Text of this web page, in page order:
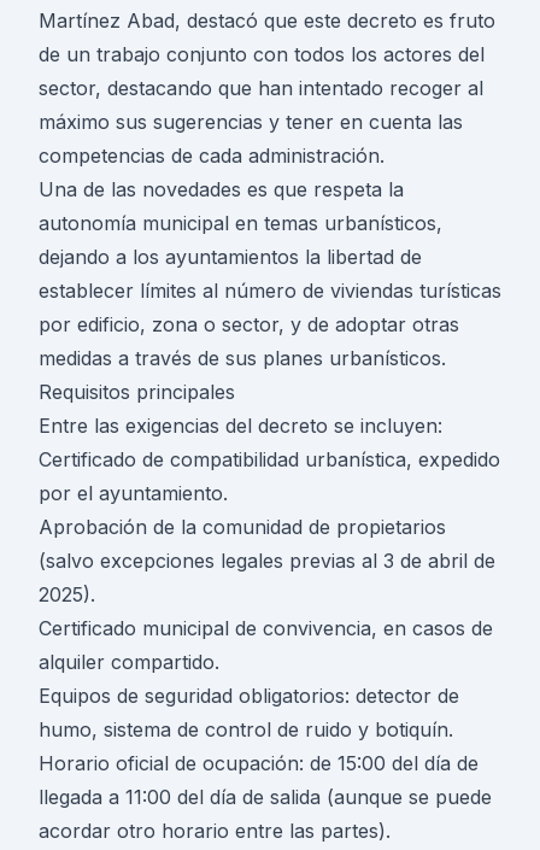
Martínez Abad, destacó que este decreto es fruto
de un trabajo conjunto con todos los actores del
sector, destacando que han intentado recoger al
máximo sus sugerencias y tener en cuenta las
competencias de cada administración.
Una de las novedades es que respeta la
autonomía municipal en temas urbanísticos,
dejando a los ayuntamientos la libertad de
establecer límites al número de viviendas turísticas
por edificio, zona o sector, y de adoptar otras
medidas a través de sus planes urbanísticos.
Requisitos principales
Entre las exigencias del decreto se incluyen:
Certificado de compatibilidad urbanística, expedido
por el ayuntamiento.
Aprobación de la comunidad de propietarios
(salvo excepciones legales previas al 3 de abril de
2025).
Certificado municipal de convivencia, en casos de
alquiler compartido.
Equipos de seguridad obligatorios: detector de
humo, sistema de control de ruido y botiquín.
Horario oficial de ocupación: de 15:00 del día de
llegada a 11:00 del día de salida (aunque se puede
acordar otro horario entre las partes).